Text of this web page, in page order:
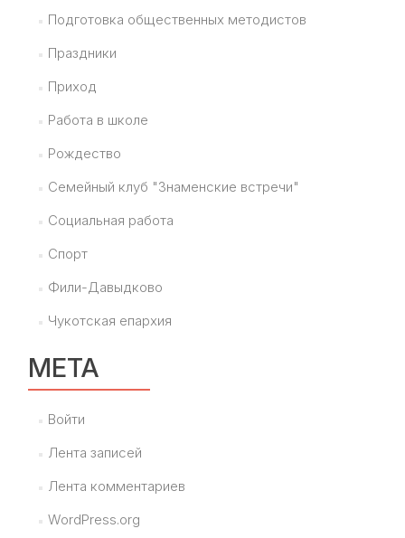
Подготовка общественных методистов
Праздники
Приход
Работа в школе
Рождество
Семейный клуб "Знаменские встречи"
Социальная работа
Спорт
Фили-Давыдково
Чукотская епархия
МЕТА
Войти
Лента записей
Лента комментариев
WordPress.org